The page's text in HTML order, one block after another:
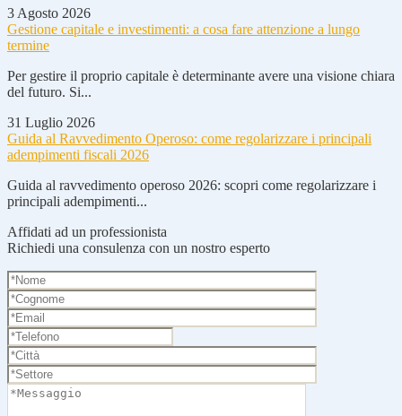
3 Agosto 2026
Gestione capitale e investimenti: a cosa fare attenzione a lungo
termine
Per gestire il proprio capitale è determinante avere una visione chiara
del futuro. Si...
31 Luglio 2026
Guida al Ravvedimento Operoso: come regolarizzare i principali
adempimenti fiscali 2026
Guida al ravvedimento operoso 2026: scopri come regolarizzare i
principali adempimenti...
Affidati ad un professionista
Richiedi una consulenza con un nostro esperto